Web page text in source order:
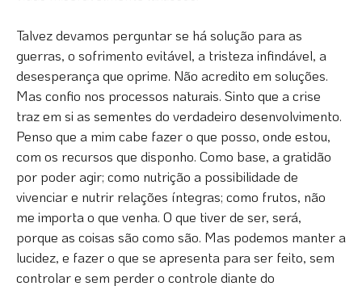
Talvez devamos perguntar se há solução para as
guerras, o sofrimento evitável, a tristeza infindável, a
desesperança que oprime. Não acredito em soluções.
Mas confio nos processos naturais. Sinto que a crise
traz em si as sementes do verdadeiro desenvolvimento.
Penso que a mim cabe fazer o que posso, onde estou,
com os recursos que disponho. Como base, a gratidão
por poder agir; como nutrição a possibilidade de
vivenciar e nutrir relações íntegras; como frutos, não
me importa o que venha. O que tiver de ser, será,
porque as coisas são como são. Mas podemos manter a
lucidez, e fazer o que se apresenta para ser feito, sem
controlar e sem perder o controle diante do